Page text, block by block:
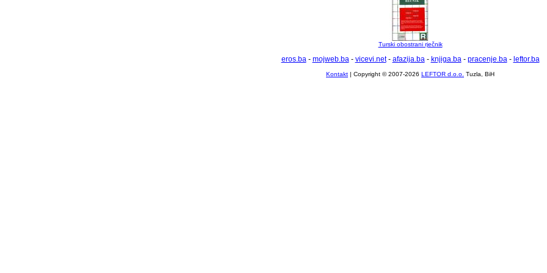
Turski obostrani rječnik
eros.ba- mojweb.ba- vicevi.net- afazija.ba- knjiga.ba- pracenje.ba- leftor.ba
Kontakt | Copyright © 2007-2026 LEFTOR d.o.o. Tuzla, BiH